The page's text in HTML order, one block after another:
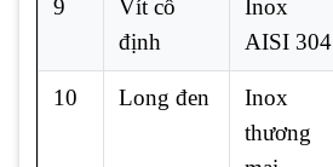
9
Vít cố
định
Inox
AISI 304
10 Long đen
Inox
thương